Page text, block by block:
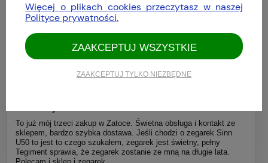
Ocena produktu:
To już mój trzeci zakup w Zatoce. Świetna obsługa i kontakt ze
sklepem, bardzo szybka dostawa. Jeśli chodzi o zegarek Sinn
U50 to jest to czego szukałem, zegarek jest świetny, pełny
Tegiment sprawia, że zegarek zostanie ze mną na długie lata.
Więcej o plikach cookies przeczytasz w naszej
Polityce prywatności.
ZAAKCEPTUJ TYLKO NIEZBĘDNE
ZAAKCEPTUJ WSZYSTKIE